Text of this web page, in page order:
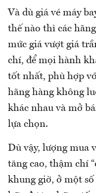
Và dù giá vé máy
thế nào thì các
mức giá vượt giá
chí, để mọi hành
tốt nhất, phù hợp
hãng hàng không
khác nhau và mở
lựa chọn.
Dù vậy, lượng mua
tăng cao, thậm chí
khung giờ, ở một số